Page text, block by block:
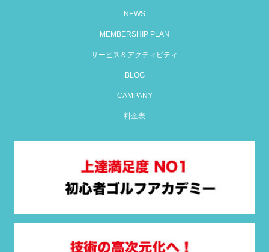
NEWS
MEMBERSHIP PLAN
サービス＆アクティビティ
BLOG
CAMPANY
料金表